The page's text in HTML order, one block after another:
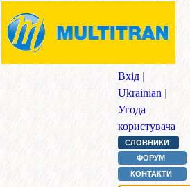
Вхід |
Ukrainian |
Угода
користувача
СЛОВНИКИ
ФОРУМ
КОНТАКТИ